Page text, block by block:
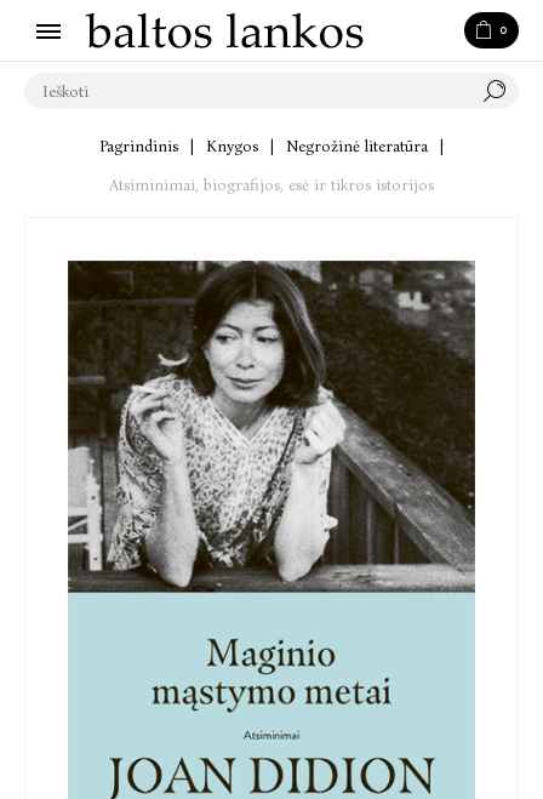
0
Pagrindinis Knygos Negrožinė literatūra
Atsiminimai, biografijos, esė ir tikros istorijos